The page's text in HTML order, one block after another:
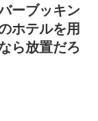
ーブッキン
ホテルを用
ら放置だろ